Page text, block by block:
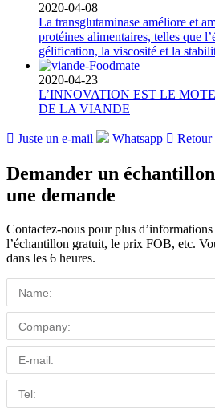
2020-04-08
La transglutaminase améliore et
protéines alimentaires, telles que
gélification, la viscosité et la
2020-04-23
L’INNOVATION EST LE
DE LA VIANDE
 Juste un e-mail Whatsapp  Retour
Demander un
une demande
Contactez-nous pour plus
l’échantillon gratuit, le prix FOB, etc.
dans les 6 heures.